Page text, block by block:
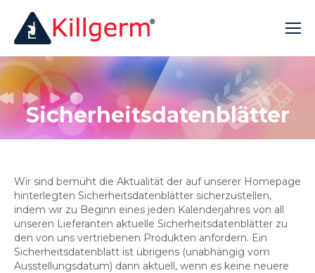
Sicherheitsdatenblätter
Wir sind bemüht die Aktualität der auf unserer Homepage
hinterlegten Sicherheitsdatenblätter sicherzustellen,
indem wir zu Beginn eines jeden Kalenderjahres von all
unseren Lieferanten aktuelle Sicherheitsdatenblätter zu
den von uns vertriebenen Produkten anfordern. Ein
Sicherheitsdatenblatt ist übrigens (unabhängig vom
Ausstellungsdatum) dann aktuell, wenn es keine neuere